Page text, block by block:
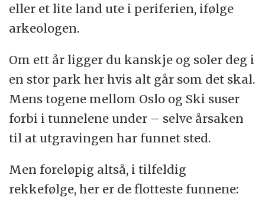
eller et lite land ute i periferien, ifølge
arkeologen.
Om ett år ligger du kanskje og soler deg i
en stor park her hvis alt går som det skal.
Mens togene mellom Oslo og Ski suser
forbi i tunnelene under – selve årsaken
til at utgravingen har funnet sted.
Men foreløpig altså, i tilfeldig
rekkefølge, her er de flotteste funnene: